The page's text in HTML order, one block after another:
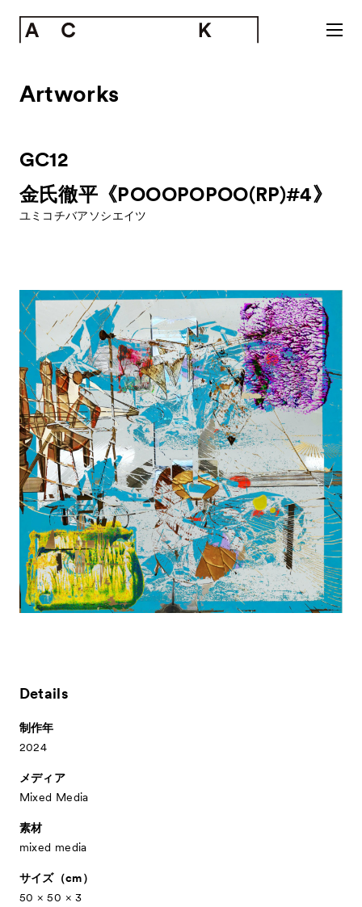
News お知らせ
Exhibitors 出展ギャラリー一覧
- For Kids
Associated Programs
About
Artworks
GC12
金氏徹平《POOOPOPOO(RP)#4》
ユミコチバアソシエイツ
Details
制作年
2024
メディア
Mixed Media
素材
mixed media
サイズ（cm）
50 × 50 × 3